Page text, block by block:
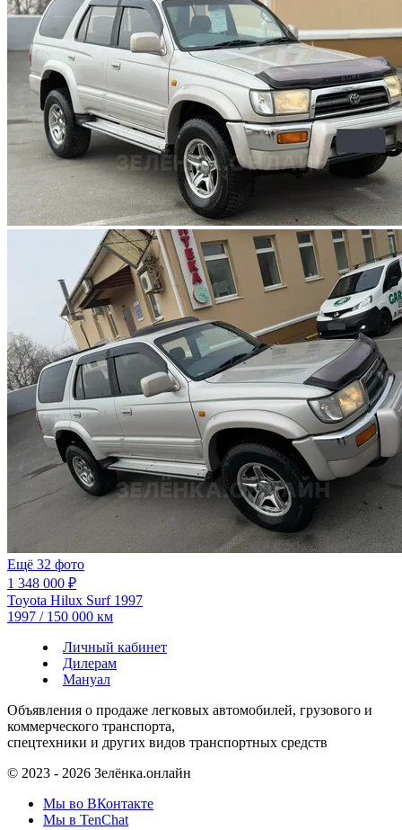
Ещё 32 фото
1 348 000 ₽
Toyota Hilux Surf 1997
1997 / 150 000 км
Личный кабинет
Дилерам
Мануал
Объявления о продаже легковых автомобилей, грузового и
коммерческого транспорта,
спецтехники и других видов транспортных средств
© 2023 - 2026 Зелёнка.онлайн
Мы во ВКонтакте
Мы в TenChat